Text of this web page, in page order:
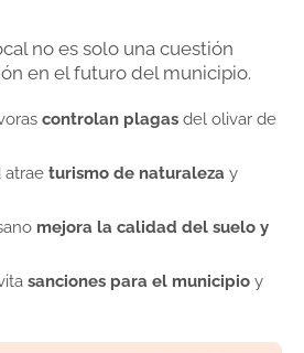
no es solo una cuestión
en el futuro del municipio.
controlan plagas del olivar de
atrae turismo de naturaleza y
mejora la calidad del suelo y
sanciones para el municipio y